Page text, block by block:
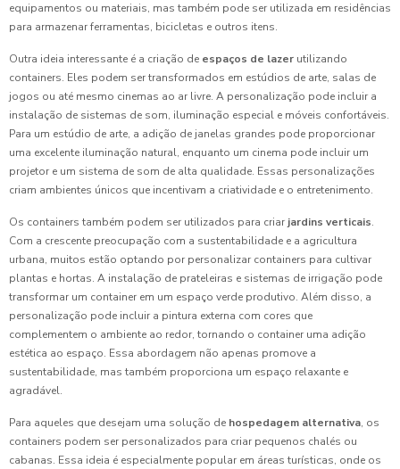
equipamentos ou materiais, mas também pode ser utilizada em residências
para armazenar ferramentas, bicicletas e outros itens.
Outra ideia interessante é a criação de espaços de lazer utilizando
containers. Eles podem ser transformados em estúdios de arte, salas de
jogos ou até mesmo cinemas ao ar livre. A personalização pode incluir a
instalação de sistemas de som, iluminação especial e móveis confortáveis.
Para um estúdio de arte, a adição de janelas grandes pode proporcionar
uma excelente iluminação natural, enquanto um cinema pode incluir um
projetor e um sistema de som de alta qualidade. Essas personalizações
criam ambientes únicos que incentivam a criatividade e o entretenimento.
Os containers também podem ser utilizados para criarjardins verticais.
Com a crescente preocupação com a sustentabilidade e a agricultura
urbana, muitos estão optando por personalizar containers para cultivar
plantas e hortas. A instalação de prateleiras e sistemas de irrigação pode
transformar um container em um espaço verde produtivo. Além disso, a
personalização pode incluir a pintura externa com cores que
complementem o ambiente ao redor, tornando o container uma adição
estética ao espaço. Essa abordagem não apenas promove a
sustentabilidade, mas também proporciona um espaço relaxante e
agradável.
Para aqueles que desejam uma solução de hospedagem alternativa, os
containers podem ser personalizados para criar pequenos chalés ou
cabanas. Essa ideia é especialmente popular em áreas turísticas, onde os